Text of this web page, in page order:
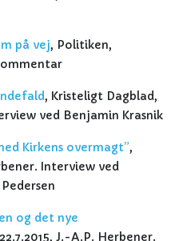
på vej, Politiken,
, Kristeligt Dagblad,
ved Benjamin Krasnik
Kirkens overmagt”,
Interview ved
og det nye
J.-A.P. Herbener.